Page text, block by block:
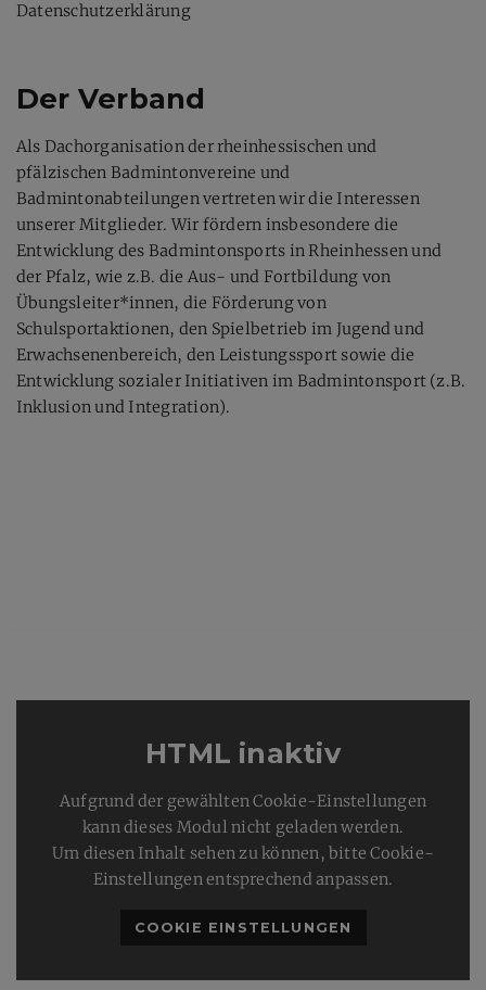
Datenschutzerklärung
Der Verband
Als Dachorganisation der rheinhessischen und
pfälzischen Badmintonvereine und
Badmintonabteilungen vertreten wir die Interessen
unserer Mitglieder. Wir fördern insbesondere die
Entwicklung des Badmintonsports in Rheinhessen und
der Pfalz, wie z.B. die Aus- und Fortbildung von
Übungsleiter*innen, die Förderung von
Schulsportaktionen, den Spielbetrieb im Jugend und
Erwachsenenbereich, den Leistungssport sowie die
Entwicklung sozialer Initiativen im Badmintonsport (z.B.
Inklusion und Integration).
HTML inaktiv
Aufgrund der gewählten Cookie-Einstellungen
kann dieses Modul nicht geladen werden.
Um diesen Inhalt sehen zu können, bitte Cookie-
Einstellungen entsprechend anpassen.
COOKIE EINSTELLUNGEN